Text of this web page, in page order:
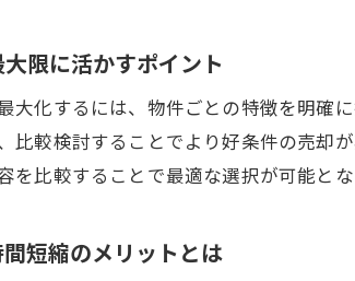
まとめ売
不動産買
限に活かすポイント
大化するには、物件ごとの特徴を明確
比較検討することでより好条件の売却
を比較することで最適な選択が可能とな
短縮のメリットとは